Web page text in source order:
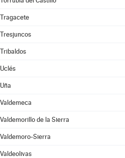
Tragacete
Tresjuncos
Tribaldos
Uclés
Uña
Valdemeca
Valdemorillo de la Sierra
Valdemoro-Sierra
Valdeolivas